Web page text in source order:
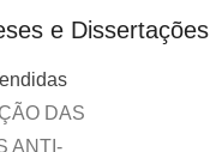
e Dissertações
DAS
ANTI-